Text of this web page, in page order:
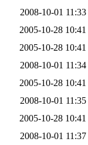
2008-10-01 11:33
2005-10-28 10:41
2005-10-28 10:41
2008-10-01 11:34
2005-10-28 10:41
2008-10-01 11:35
2005-10-28 10:41
2008-10-01 11:37